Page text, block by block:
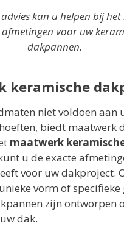
kan u helpen bij het
voor uw
dakpannen.
keramische
niet voldoen aan
biedt maatwerk
maatwerk
u de exacte
voor uw dakproject.
vorm of specifieke
zijn ontworpen
dak.